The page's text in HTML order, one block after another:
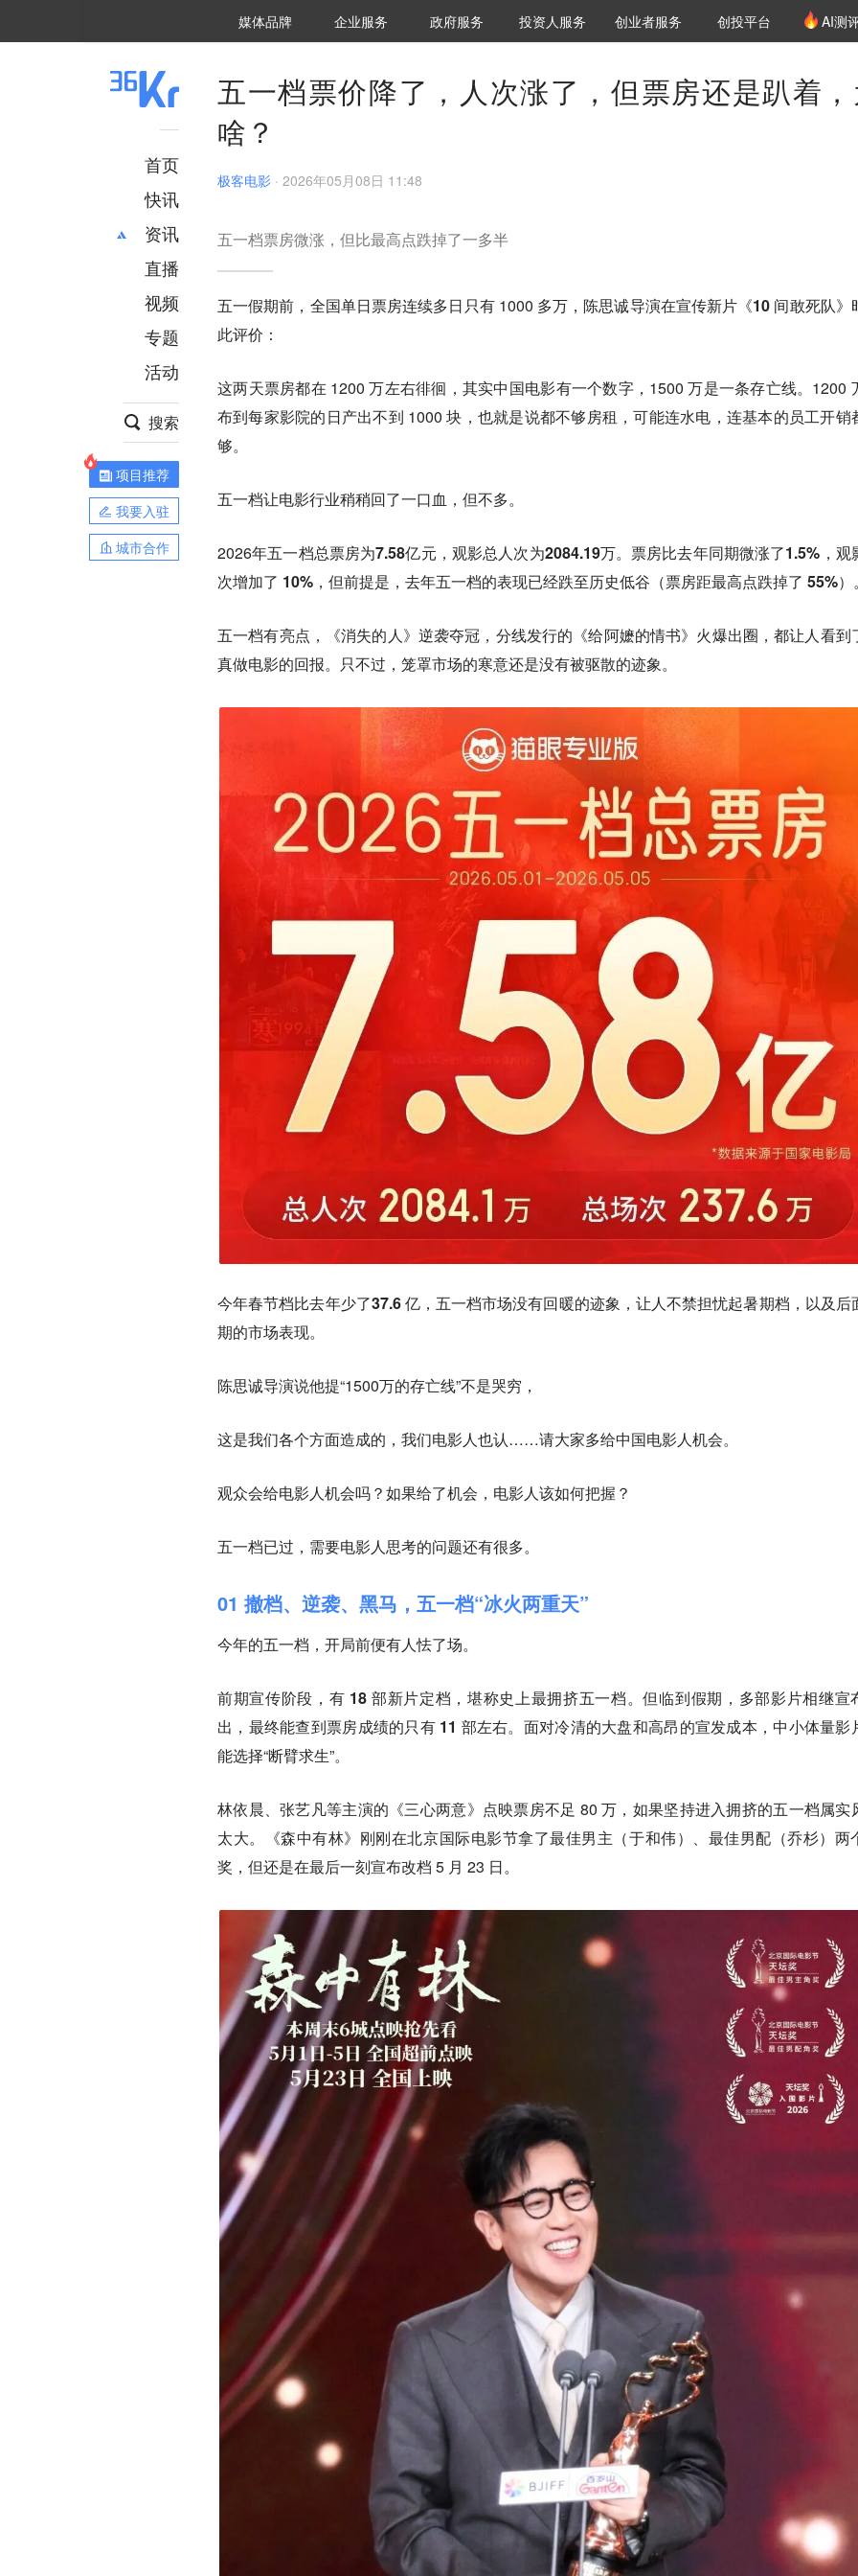
媒体品牌 36Kr研究院
企业服务 城市之窗
政府服务 VClub投资机构库
投资机构职位推介
投资人服务 创投氪堂
创业者服务 创投平台 AI测
首页
快讯
资讯
推荐
财经
项目推荐
安徽
直播
视频
专题
活动
搜索
项目推荐
我要入驻
城市合作
五一档票价降了，人次涨了，但票房还是趴着，
啥？
极客电影 · 2026年05月08日 11:48
五一档票房微涨，但比最高点跌掉了一多半
五一假期前，全国单日票房连续多日只有 1000 多万，陈思诚导演在宣传新片 《10 间敢死队》
此评价：
这两天票房都在 1200 万左右徘徊，其实中国电影有一个数字，1500 万是一条存亡线。1200
布到每家影院的日产出不到 1000 块，也就是说都不够房租，可能连水电，连基本的员工开销
够。
五一档让电影行业稍稍回了一口血，但不多。
2026年五一档总票房为7.58亿元 ，观影总人次为2084.19万。票房比去年同期微涨了1.5% ，观
次增加了 10% ，但前提是，去年五一档的表现已经跌至历史低谷（票房距最高点跌掉了 55%）。
五一档有亮点， 《消失的人》 逆袭夺冠，分线发行的 《给阿嬷的情书》 火爆出圈，都让人看到
真做电影的回报。只不过，笼罩市场的寒意还是没有被驱散的迹象。
今年春节档比去年少了37.6 亿，五一档市场没有回暖的迹象，让人不禁担忧起暑期档，以及后
期的市场表现。
陈思诚导演说他提“1500万的存亡线”不是哭穷，
这是我们各个方面造成的，我们电影人也认……请大家多给中国电影人机会。
观众会给电影人机会吗？如果给了机会，电影人该如何把握？
五一档已过，需要电影人思考的问题还有很多。
01 撤档、逆袭、黑马，五一档“冰火两重天”
今年的五一档，开局前便有人怯了场。
前期宣传阶段，有 18 部新片定档，堪称史上最拥挤五一档。但临到假期，多部影片相继宣
出，最终能查到票房成绩的只有 11 部左右。面对冷清的大盘和高昂的宣发成本，中小体量影
能选择“断臂求生”。
林依晨、张艺凡等主演的 《三心两意》 点映票房不足 80 万，如果坚持进入拥挤的五一档属实
太大。
《森中有林》 刚刚在北京国际电影节拿了最佳男主（于和伟）、最佳男配（乔杉）两
奖，但还是在最后一刻宣布改档 5 月 23 日。